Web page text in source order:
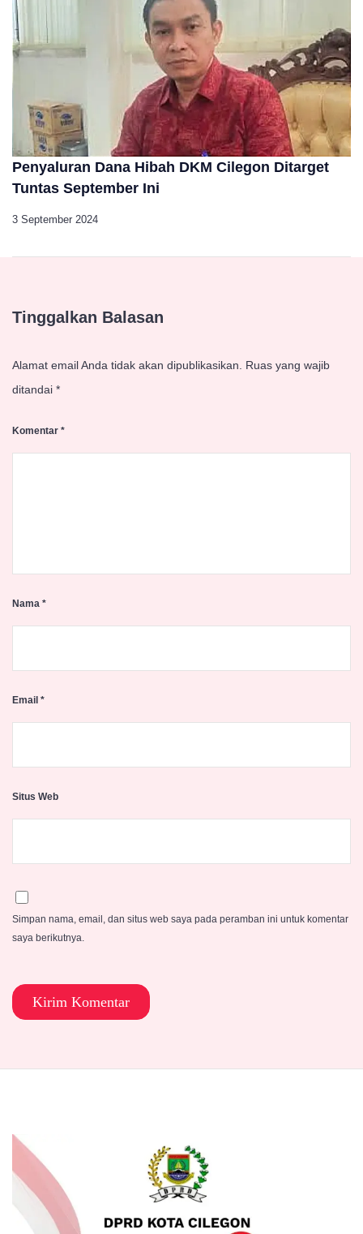
Penyaluran Dana Hibah DKM Cilegon Ditarget
Tuntas September Ini
3 September 2024
Tinggalkan Balasan
Alamat email Anda tidak akan dipublikasikan.
Ruas yang wajib
ditandai *
Komentar *
Nama *
Email *
Situs Web
Simpan nama, email, dan situs web saya pada peramban ini untuk komentar
saya berikutnya.